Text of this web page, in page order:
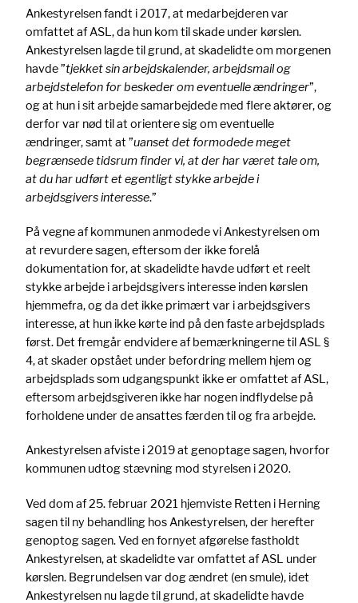
Ankestyrelsen fandt i 2017, at medarbejderen var
omfattet af ASL, da hun kom til skade under kørslen.
Ankestyrelsen lagde til grund, at skadelidte om morgenen
havde ”tjekket sin arbejdskalender, arbejdsmail og
arbejdstelefon for beskeder om eventuelle ændringer”,
og at hun i sit arbejde samarbejdede med flere aktører, og
derfor var nød til at orientere sig om eventuelle
ændringer, samt at ”uanset det formodede meget
begrænsede tidsrum finder vi, at der har været tale om,
at du har udført et egentligt stykke arbejde i
arbejdsgivers interesse.”
På vegne af kommunen anmodede vi Ankestyrelsen om
at revurdere sagen, eftersom der ikke forelå
dokumentation for, at skadelidte havde udført et reelt
stykke arbejde i arbejdsgivers interesse inden kørslen
hjemmefra, og da det ikke primært var i arbejdsgivers
interesse, at hun ikke kørte ind på den faste arbejdsplads
først. Det fremgår endvidere af bemærkningerne til ASL §
4, at skader opstået under befordring mellem hjem og
arbejdsplads som udgangspunkt ikke er omfattet af ASL,
eftersom arbejdsgiveren ikke har nogen indflydelse på
forholdene under de ansattes færden til og fra arbejde.
Ankestyrelsen afviste i 2019 at genoptage sagen, hvorfor
kommunen udtog stævning mod styrelsen i 2020.
Ved dom af 25. februar 2021 hjemviste Retten i Herning
sagen til ny behandling hos Ankestyrelsen, der herefter
genoptog sagen. Ved en fornyet afgørelse fastholdt
Ankestyrelsen, at skadelidte var omfattet af ASL under
kørslen. Begrundelsen var dog ændret (en smule), idet
Ankestyrelsen nu lagde til grund, at skadelidte havde